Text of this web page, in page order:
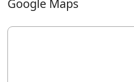
Google Maps